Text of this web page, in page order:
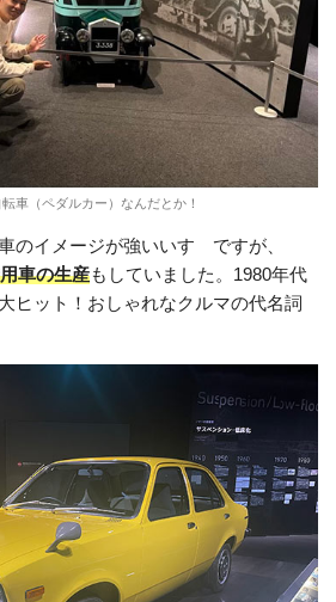
車（ペダルカー）なんだとか！
のイメージが強いいすゞですが、
車の生産もしていました。1980年代
ヒット！おしゃれなクルマの代名詞